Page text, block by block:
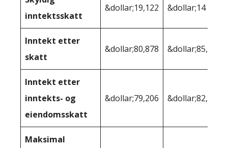
inntektsskatt
&dollar;19,122 &dollar;14 768
Inntekt etter
skatt
&dollar;80,878 &dollar;85,232
Inntekt etter
inntekts- og
eiendomsskatt
&dollar;79,206 &dollar;82,175
Maksimal